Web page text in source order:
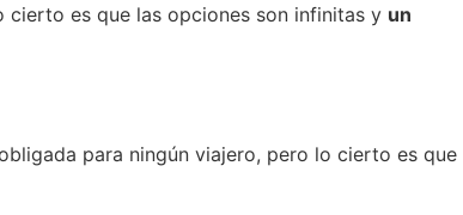
cierto es que las opciones son infinitas y un
para ningún viajero, pero lo cierto es que